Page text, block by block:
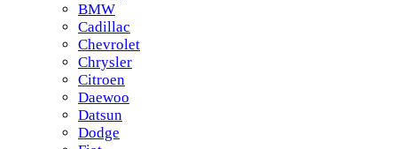
BMW
Cadillac
Chevrolet
Chrysler
Citroen
Daewoo
Datsun
Dodge